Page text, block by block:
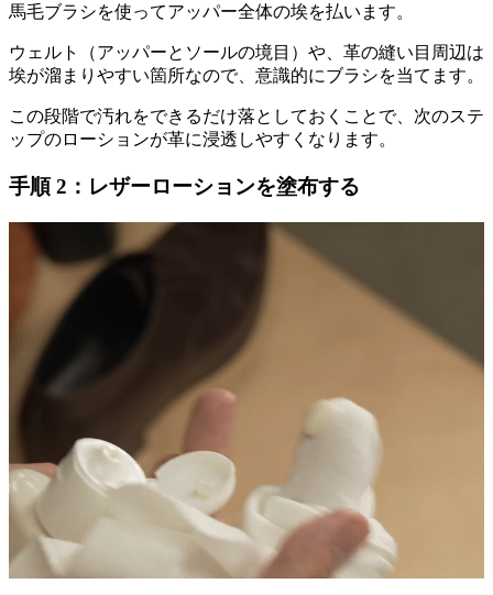
馬毛ブラシを使ってアッパー全体の埃を払います。
ウェルト（アッパーとソールの境目）や、革の縫い目周辺は
埃が溜まりやすい箇所なので、意識的にブラシを当てます。
この段階で汚れをできるだけ落としておくことで、次のステ
ップのローションが革に浸透しやすくなります。
手順 2：レザーローションを塗布する